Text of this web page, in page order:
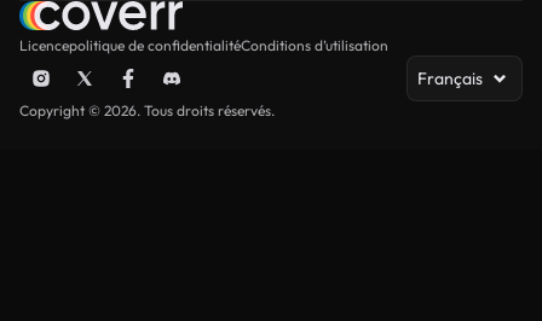
Licencepolitique de confidentialitéConditions d’utilisation
Français
Copyright © 2026. Tous droits réservés.